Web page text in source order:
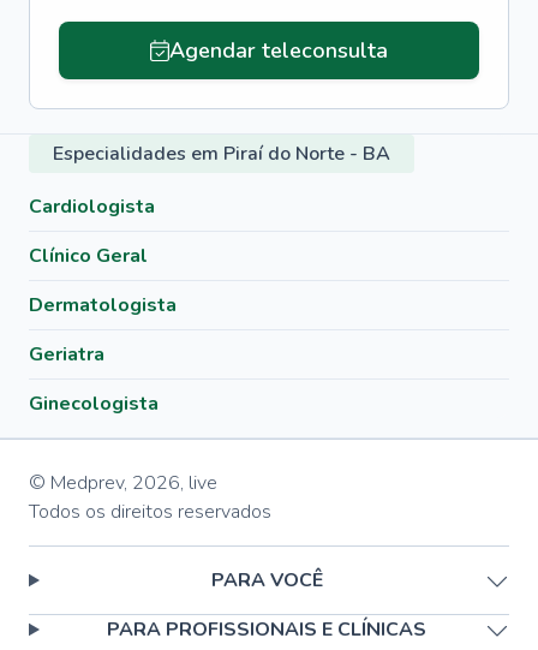
Agendar teleconsulta
Especialidades em Piraí do Norte - BA
Cardiologista
Clínico Geral
Dermatologista
Geriatra
Ginecologista
© Medprev, 2026, live
Todos os direitos reservados
PARA VOCÊ
PARA PROFISSIONAIS E CLÍNICAS